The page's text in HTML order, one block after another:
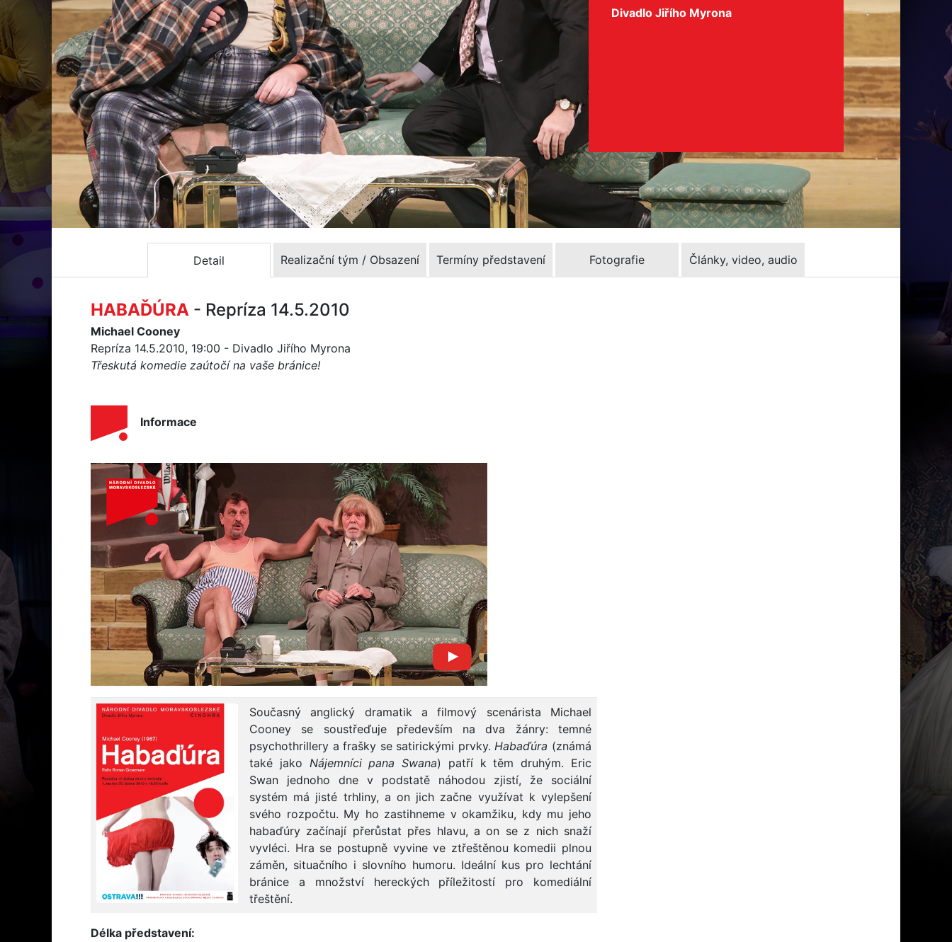
Divadlo Jiřího Myrona
Detail Realizační tým / Obsazení Termíny představení Fotografie Články, video, audio
HABAĎÚRA - Repríza 14.5.2010
Michael Cooney
Repríza 14.5.2010, 19:00 - Divadlo Jiřího Myrona
Třeskutá komedie zaútočí na vaše bránice!
Informace
Současný anglický dramatik a filmový scenárista Michael
Cooney se soustřeďuje především na dva žánry: temné
psychothrillery a frašky se satirickými prvky.Habaďúra (známá
také jako Nájemníci pana Swana) patří k těm druhým. Eric
Swan jednoho dne v podstatě náhodou zjistí, že sociální
systém má jisté trhliny, a on jich začne využívat k vylepšení
svého rozpočtu. My ho zastihneme v okamžiku, kdy mu jeho
habaďúry začínají přerůstat přes hlavu, a on se z nich snaží
vyvléci. Hra se postupně vyvine ve ztřeštěnou komedii plnou
záměn, situačního i slovního humoru. Ideální kus pro lechtání
bránice a množství hereckých příležitostí pro komediální
třeštění.
Délka představení: